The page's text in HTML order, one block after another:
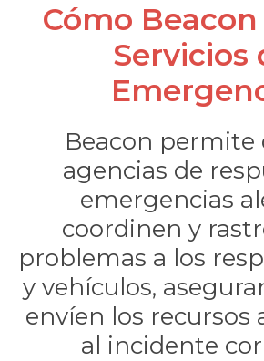
Cómo
Servicios
Beacon permite
agencias de
emergencias
coordinen y
problemas a los
y vehículos,
envíen los recursos
al incidente